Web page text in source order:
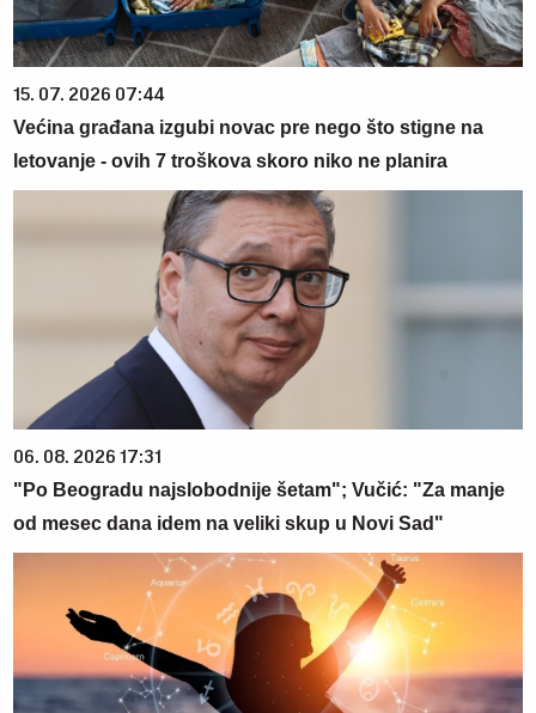
15. 07. 2026 07:44
Većina građana izgubi novac pre nego što stigne na
letovanje - ovih 7 troškova skoro niko ne planira
06. 08. 2026 17:31
"Po Beogradu najslobodnije šetam"; Vučić: "Za manje
od mesec dana idem na veliki skup u Novi Sad"